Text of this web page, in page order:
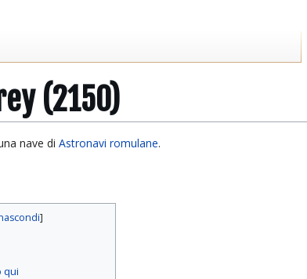
(2150)
nave di Astronavi romulane.
qui